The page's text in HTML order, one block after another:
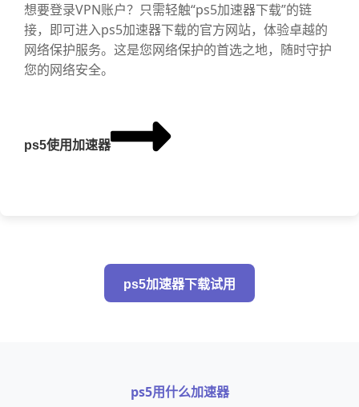
想要登录VPN账户？只需轻触“ps5加速器下载”的链
接，即可进入ps5加速器下载的官方网站，体验卓越的
网络保护服务。这是您网络保护的首选之地，随时守护
您的网络安全。
ps5使用加速器
ps5加速器下载试用
ps5用什么加速器